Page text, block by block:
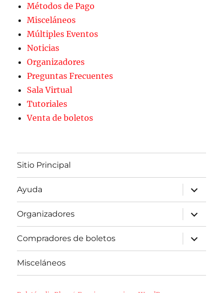
Métodos de Pago
Misceláneos
Múltiples Eventos
Noticias
Organizadores
Preguntas Frecuentes
Sala Virtual
Tutoriales
Venta de boletos
Sitio Principal
Ayuda
expande
el
menú
inferior
Organizadores
expande
el
menú
inferior
Compradores de boletos
expande
el
menú
Misceláneos